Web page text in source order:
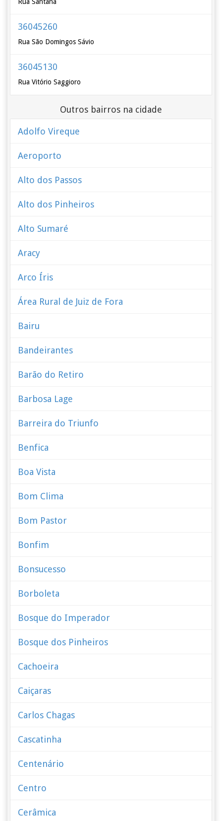
36045260
Rua São Domingos Sávio
36045130
Rua Vitório Saggioro
Outros bairros na cidade
Adolfo Vireque
Aeroporto
Alto dos Passos
Alto dos Pinheiros
Alto Sumaré
Aracy
Arco Íris
Área Rural de Juiz de Fora
Bairu
Bandeirantes
Barão do Retiro
Barbosa Lage
Barreira do Triunfo
Benfica
Boa Vista
Bom Clima
Bom Pastor
Bonfim
Bonsucesso
Borboleta
Bosque do Imperador
Bosque dos Pinheiros
Cachoeira
Caiçaras
Carlos Chagas
Cascatinha
Centenário
Centro
Cerâmica